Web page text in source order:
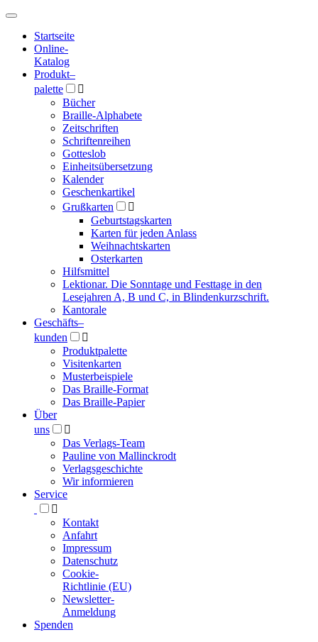
Hauptmenü
Hauptmenü
Startseite
Online-
Katalog
Produkt–
palette

Bücher
Braille-Alphabete
Zeitschriften
Schriftenreihen
Gotteslob
Einheitsübersetzung
Kalender
Geschenkartikel
Grußkarten

Geburtstagskarten
Karten für jeden Anlass
Weihnachtskarten
Osterkarten
Hilfsmittel
Lektionar. Die Sonntage und Festtage in den
Lesejahren A, B und C, in Blindenkurzschrift.
Kantorale
Geschäfts­–
kunden

Produktpalette
Visitenkarten
Musterbeispiele
Das Braille-Format
Das Braille-Papier
Über
uns

Das Verlags-Team
Pauline von Mallinckrodt
Verlagsgeschichte
Wir informieren
Service

Kontakt
Anfahrt
Impressum
Datenschutz
Cookie-
Richtlinie (EU)
Newsletter-
Anmeldung
Spenden